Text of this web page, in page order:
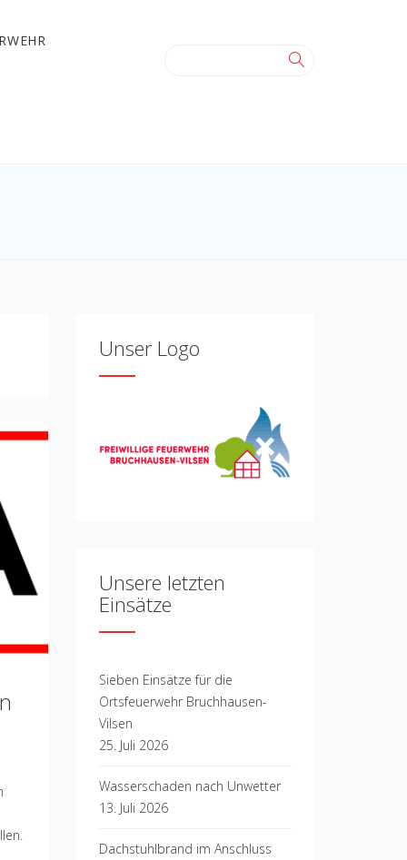
Unser Logo
Unsere letzten
Einsätze
Sieben Einsätze für die
Ortsfeuerwehr Bruchhausen-
Vilsen
25. Juli 2026
Wasserschaden nach Unwetter
13. Juli 2026
Dachstuhlbrand im Anschluss